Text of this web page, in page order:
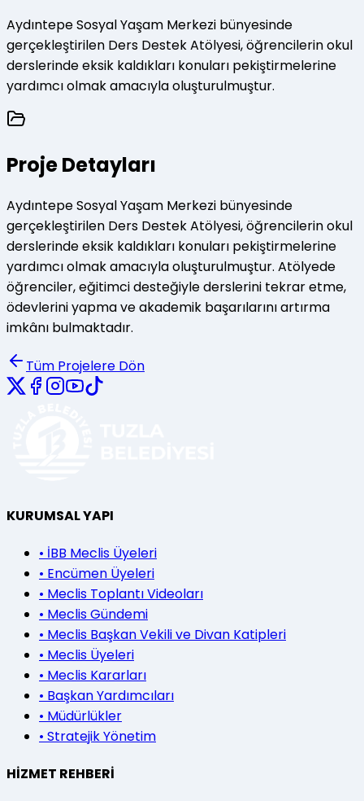
Aydıntepe Sosyal Yaşam Merkezi bünyesinde
gerçekleştirilen Ders Destek Atölyesi, öğrencilerin okul
derslerinde eksik kaldıkları konuları pekiştirmelerine
yardımcı olmak amacıyla oluşturulmuştur.
Proje Detayları
Aydıntepe Sosyal Yaşam Merkezi bünyesinde
gerçekleştirilen Ders Destek Atölyesi, öğrencilerin okul
derslerinde eksik kaldıkları konuları pekiştirmelerine
yardımcı olmak amacıyla oluşturulmuştur. Atölyede
öğrenciler, eğitimci desteğiyle derslerini tekrar etme,
ödevlerini yapma ve akademik başarılarını artırma
imkânı bulmaktadır.
Tüm Projelere Dön
KURUMSAL YAPI
• İBB Meclis Üyeleri
• Encümen Üyeleri
• Meclis Toplantı Videoları
• Meclis Gündemi
• Meclis Başkan Vekili ve Divan Katipleri
• Meclis Üyeleri
• Meclis Kararları
• Başkan Yardımcıları
• Müdürlükler
• Stratejik Yönetim
HİZMET REHBERİ